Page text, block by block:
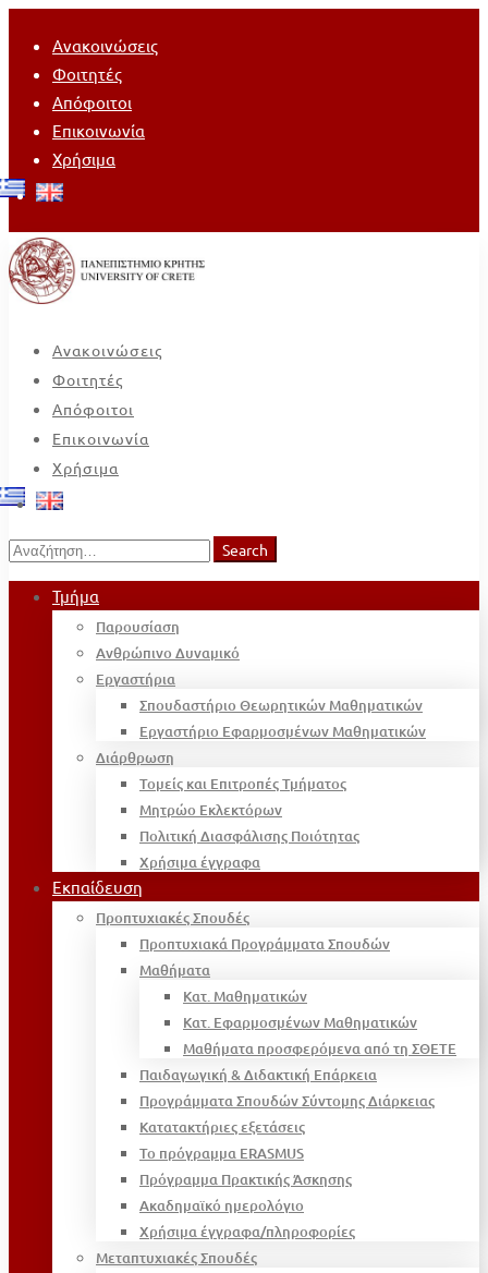
Ανακοινώσεις
Φοιτητές
Απόφοιτοι
Επικοινωνία
Χρήσιμα
Ανακοινώσεις
Φοιτητές
Απόφοιτοι
Επικοινωνία
Χρήσιμα
Search
for:
Search
Τμήμα
Παρουσίαση
Ανθρώπινο Δυναμικό
Εργαστήρια
Σπουδαστήριο Θεωρητικών Μαθηματικών
Εργαστήριο Εφαρμοσμένων Μαθηματικών
Διάρθρωση
Τομείς και Επιτροπές Τμήματος
Μητρώο Εκλεκτόρων
Πολιτική Διασφάλισης Ποιότητας
Χρήσιμα έγγραφα
Εκπαίδευση
Προπτυχιακές Σπουδές
Προπτυχιακά Προγράμματα Σπουδών
Μαθήματα
Κατ. Μαθηματικών
Κατ. Εφαρμοσμένων Μαθηματικών
Μαθήματα προσφερόμενα από τη ΣΘΕΤΕ
Παιδαγωγική & Διδακτική Επάρκεια
Προγράμματα Σπουδών Σύντομης Διάρκειας
Κατατακτήριες εξετάσεις
Το πρόγραμμα ERASMUS
Πρόγραμμα Πρακτικής Άσκησης
Ακαδημαϊκό ημερολόγιο
Χρήσιμα έγγραφα/πληροφορίες
Μεταπτυχιακές Σπουδές